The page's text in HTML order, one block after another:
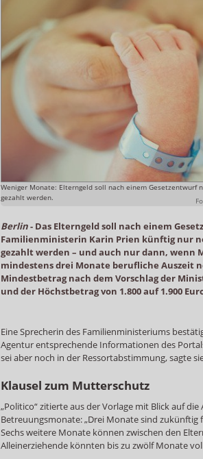
Weniger Monate: Elterngeld soll nach einem Gesetzentwurf
gezahlt werden.
Berlin- Das Elterngeld soll nach einem
Familienministerin Karin Prien künftig nur
gezahlt werden – und auch nur dann, wenn
mindestens drei Monate berufliche Auszeit
Mindestbetrag nach dem Vorschlag der
und der Höchstbetrag von 1.800 auf 1.900
Eine Sprecherin des Familienministeriums
Agentur entsprechende Informationen des
sei aber noch in der Ressortabstimmung, sagte
Klausel zum Mutterschutz
„Politico“ zitierte aus der Vorlage mit Blick auf
Betreuungsmonate: „Drei Monate sind zukünftig
Sechs weitere Monate können zwischen den
Alleinerziehende könnten bis zu zwölf Monate